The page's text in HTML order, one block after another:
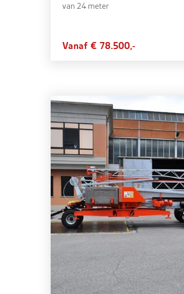
van 24 meter
Vanaf € 78.500,-